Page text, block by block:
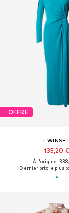
OFFRE
135,20 €
À l'origine :
Dernier prix le plus